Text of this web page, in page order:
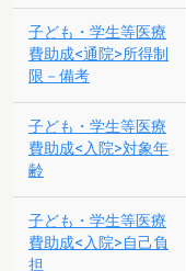
子ども・学生等医療
費助成<通院>所得制
限－備考
子ども・学生等医療
費助成<入院>対象年
齢
子ども・学生等医療
費助成<入院>自己負
担